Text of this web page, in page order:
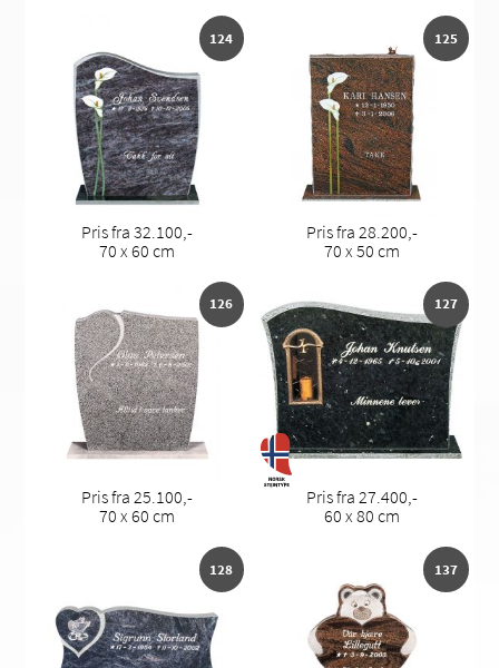
124
Pris fra 32.100,-
70 x 60 cm
125
Pris fra 28.200,-
70 x 50 cm
126
Pris fra 25.100,-
70 x 60 cm
127
Pris fra 27.400,-
60 x 80 cm
128 137